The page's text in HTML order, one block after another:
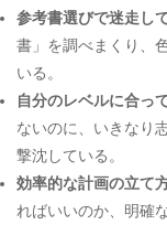
参考書選びで迷走し
書」を調べまくり、
いる。
自分のレベルに合っ
ないのに、いきなり
撃沈している。
効率的な計画の立て
ればいいのか、明確